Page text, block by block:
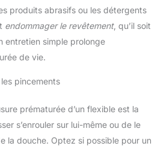
produits abrasifs ou les détergents
endommager le revêtement, qu’il soit
entretien simple prolonge
de vie.
pincements
prématurée d’un flexible est la
s’enrouler sur lui-même ou de le
la douche. Optez si possible pour un